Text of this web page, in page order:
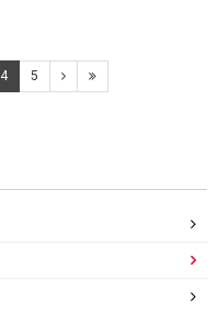
4 5